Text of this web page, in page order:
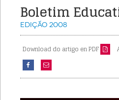
Boletim
Edição2008
Download do artigo en PDF